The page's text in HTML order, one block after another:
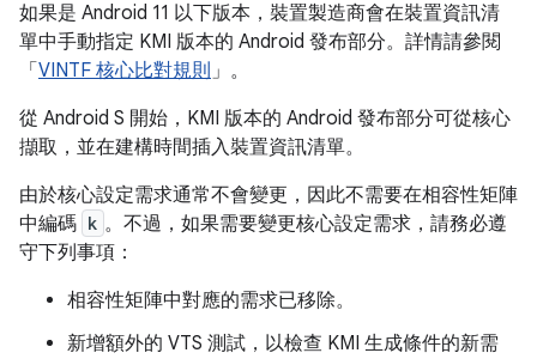
如果是 Android 11 以下版本，裝置製造商會在裝置資訊清
單中手動指定 KMI 版本的 Android 發布部分。詳情請參閱
「 VINTF 核心比對規則 」。
從 Android S 開始，KMI 版本的 Android 發布部分可從核心
擷取，並在建構時間插入裝置資訊清單。
由於核心設定需求通常不會變更，因此不需要在相容性矩陣
中編碼 k 。不過，如果需要變更核心設定需求，請務必遵
守下列事項：
相容性矩陣中對應的需求已移除。
新增額外的 VTS 測試，以檢查 KMI 生成條件的新需